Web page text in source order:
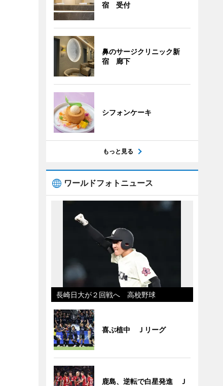
宿 受付
鼻のサージクリニック新
宿 廊下
シフォンケーキ
もっと見る
ワールドフォトニュース
長崎日大が２回戦へ 高校野球
喜ぶ植中 Ｊリーグ
鹿島、逆転で白星発進 Ｊ